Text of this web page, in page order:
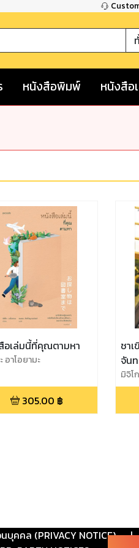
หนังสือพิมพ์ หนังสือ
อเล่มนี้ที่คุณตามหา
อาโอยามะ
305.00 ฿
ชา
จัน
มิจิโ
คคล (PRIVACY NOTICE) |